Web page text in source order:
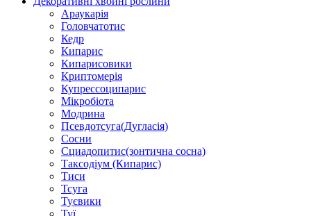
Араукарія
Головчатотис
Кедр
Кипарис
Кипарисовики
Криптомерія
Купрессоципарис
Мікробіота
Модрина
Псевдотсуга(Дугласія)
Сосни
Сциадопитис(зонтична сосна)
Таксодіум (Кипарис)
Тиси
Тсуга
Туєвики
Туї